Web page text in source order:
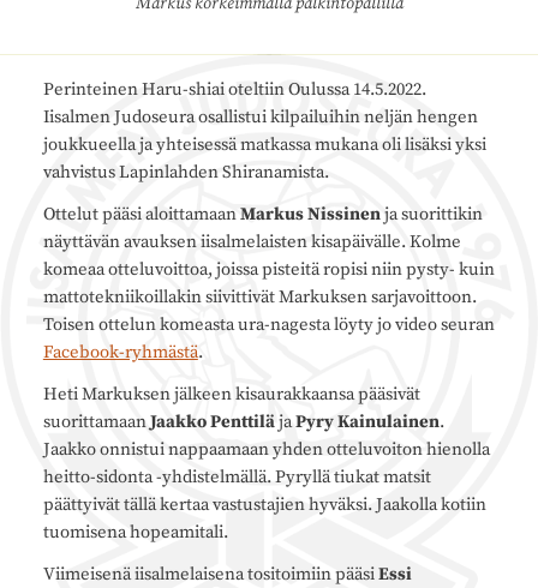
Perinteinen Haru-shiai oteltiin Oulussa 14.5.2022.
Iisalmen Judoseura osallistui kilpailuihin neljän hengen
joukkueella ja yhteisessä matkassa mukana oli lisäksi yksi
vahvistus Lapinlahden Shiranamista.
Ottelut pääsi aloittamaanMarkus Nissinenja suorittikin
näyttävän avauksen iisalmelaisten kisapäivälle. Kolme
komeaa otteluvoittoa, joissa pisteitä ropisi niin pysty- kuin
mattotekniikoillakin siivittivät Markuksen sarjavoittoon.
Toisen ottelun komeasta ura-nagesta löyty jo video seuran
Facebook-ryhmästä.
Heti Markuksen jälkeen kisaurakkaansa pääsivät
suorittamaanJaakko PenttiläjaPyry Kainulainen.
Jaakko onnistui nappaamaan yhden otteluvoiton hienolla
heitto-sidonta -yhdistelmällä. Pyryllä tiukat matsit
päättyivät tällä kertaa vastustajien hyväksi. Jaakolla kotiin
tuomisena hopeamitali.
Viimeisenä iisalmelaisena tositoimiin pääsiEssi